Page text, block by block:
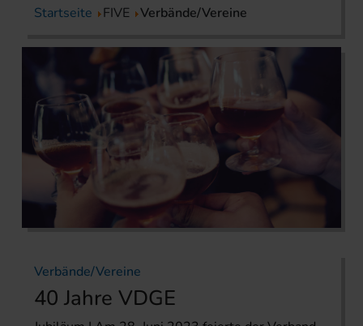
Startseite FIVE Verbände/Vereine
Verbände/Vereine
40 Jahre VDGE